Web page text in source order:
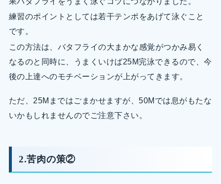
練習のポイントとしては若干テンポをあげて泳ぐこと
です。
この方法は、バタフライの大まかな感覚がつかみ易く
なるのと同時に、うまくいけば25M完泳できるので、今
後の上達へのモチベーションが上がってきます。
ただ、25Mまではごまかせますが、50Mでは息がもたな
いかもしれませんのでご注意下さい。
2.苦肉の策②